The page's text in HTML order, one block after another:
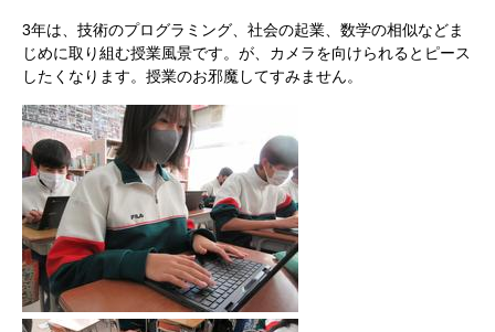
3年は、技術のプログラミング、社会の起業、数学の相似などま
じめに取り組む授業風景です。が、カメラを向けられるとピース
したくなります。授業のお邪魔してすみません。